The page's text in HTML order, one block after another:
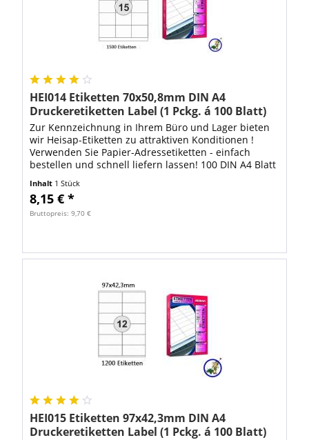
HEI014 Etiketten 70x50,8mm DIN A4
Druckeretiketten Label (1 Pckg. á 100 Blatt)
Zur Kennzeichnung in Ihrem Büro und Lager bieten
wir Heisap-Etiketten zu attraktiven Konditionen !
Verwenden Sie Papier-Adressetiketten - einfach
bestellen und schnell liefern lassen! 100 DIN A4 Blatt
Inhalt 1 Stück
8,15 € *
Bruttopreis: 9,70 €
HEI015 Etiketten 97x42,3mm DIN A4
Druckeretiketten Label (1 Pckg. á 100 Blatt)